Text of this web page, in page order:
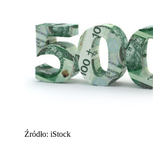
Źródło: iStock